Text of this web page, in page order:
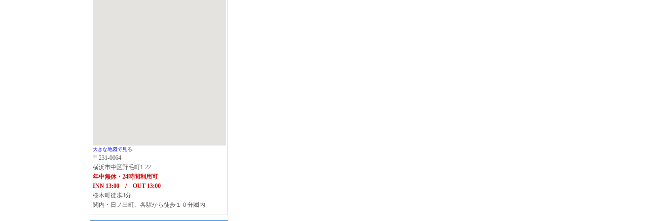
大きな地図で見る
〒231-0064
横浜市中区野毛町1-22
年中無休・24時間利用可
INN 13:00 / OUT 13:00
桜木町徒歩3分
関内・日ノ出町、各駅から徒歩１０分圏内